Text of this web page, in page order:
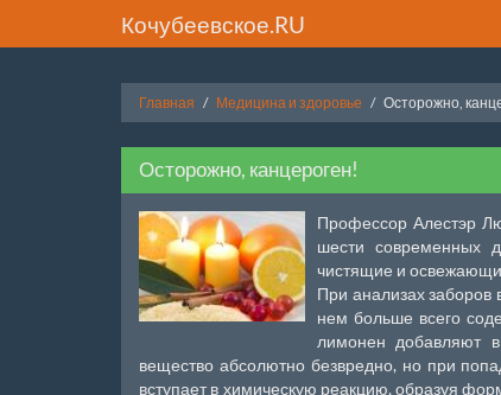
Кочубеевское.RU
Главная Медицина и здоровье Осторожно,
Осторожно, канцероген!
Профессор Алестэр
шести современных
чистящие и
При анализах заборов
нем больше всего
лимонен добавляют
вещество абсолютно безвредно, но при
вступает в химическую реакцию, образуя